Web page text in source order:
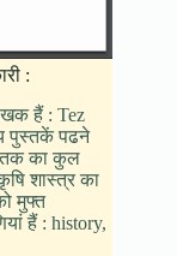
:
हैं : Tez
पुस्तकें पढने
का कुल
शास्त्र का
मुफ्त
हैं : history,